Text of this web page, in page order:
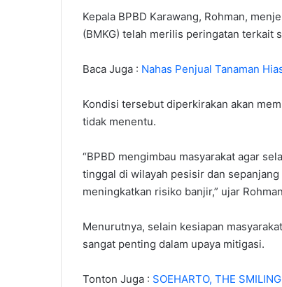
Kepala BPBD Karawang, Rohman,
(BMKG) telah merilis peringatan terkait
Baca Juga : Nahas Penjual Tanaman
Kondisi tersebut diperkirakan akan
tidak menentu.
“BPBD mengimbau masyarakat agar
tinggal di wilayah pesisir dan
meningkatkan risiko banjir,” ujar
Menurutnya, selain kesiapan
sangat penting dalam upaya mitigasi.
Tonton Juga : SOEHARTO, THE